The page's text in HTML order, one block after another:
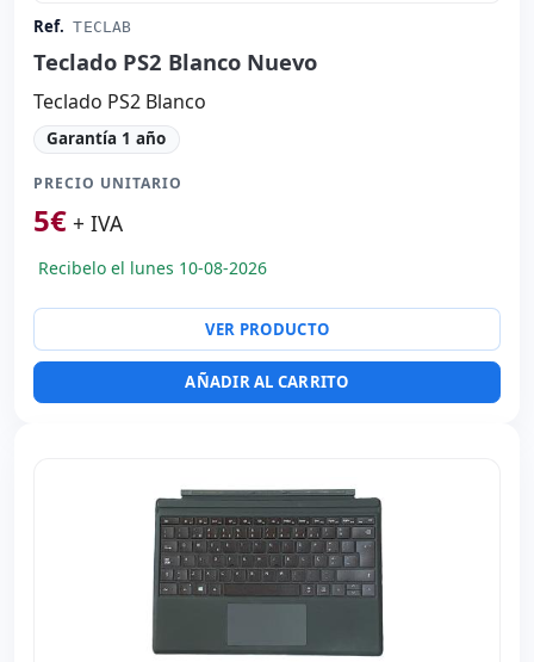
Ref. TECLAB
Teclado PS2 Blanco Nuevo
Teclado PS2 Blanco
Garantía 1 año
PRECIO UNITARIO
5€ + IVA
Recibelo el lunes 10-08-2026
VER PRODUCTO
AÑADIR AL CARRITO